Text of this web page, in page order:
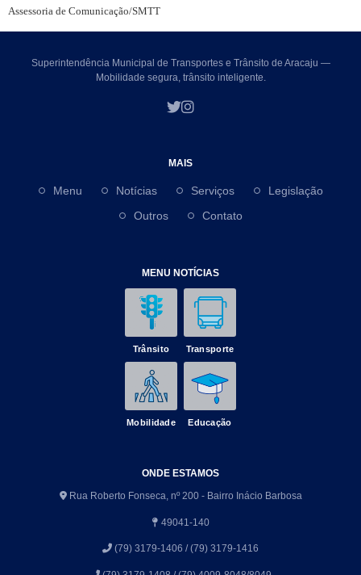
Assessoria de Comunicação/SMTT
Superintendência Municipal de Transportes e Trânsito de Aracaju —
Mobilidade segura, trânsito inteligente.
MAIS
Menu Notícias Serviços
Legislação
Outros
Contato
MENU NOTÍCIAS
Trânsito Transporte
Mobilidade Educação
ONDE ESTAMOS
Rua Roberto Fonseca, nº 200 - Bairro Inácio Barbosa
49041-140
(79) 3179-1406 / (79) 3179-1416